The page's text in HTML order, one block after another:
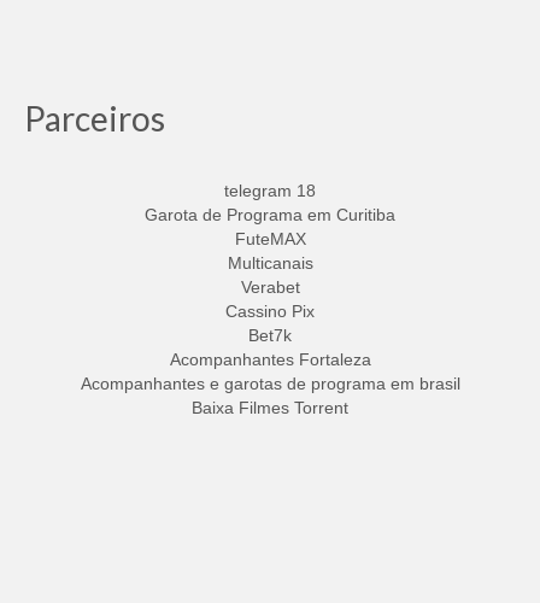
Parceiros
telegram 18
Garota de Programa em Curitiba
FuteMAX
Multicanais
Verabet
Cassino Pix
Bet7k
Acompanhantes Fortaleza
Acompanhantes e garotas de programa em brasil
Baixa Filmes Torrent